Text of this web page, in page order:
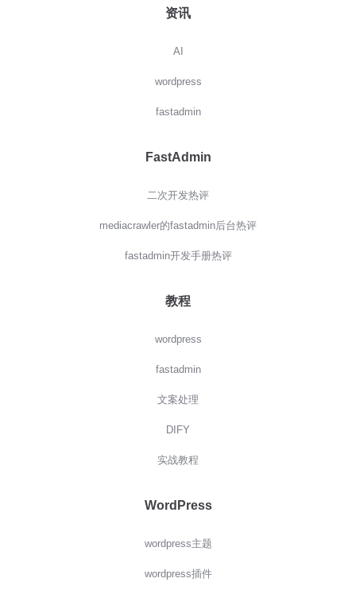
资讯
AI
wordpress
fastadmin
FastAdmin
二次开发热评
mediacrawler的fastadmin后台热评
fastadmin开发手册热评
教程
wordpress
fastadmin
文案处理
DIFY
实战教程
WordPress
wordpress主题
wordpress插件